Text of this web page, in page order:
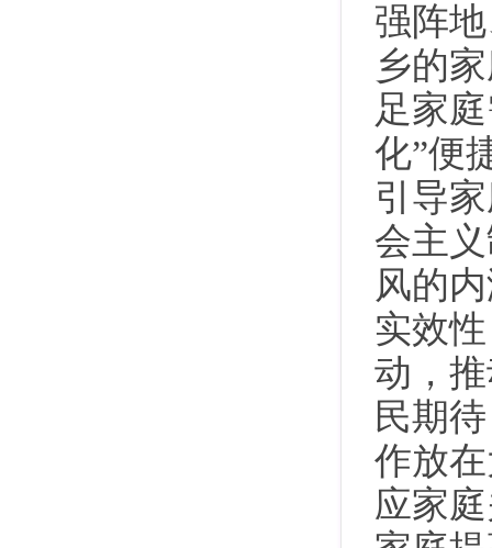
强阵
乡的
足家
化”便
引导
会主
风的
实效
动，
民期
作放
应家